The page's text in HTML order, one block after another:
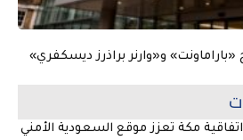
«باراماونت» و«وارنر براذرز ديسكفري»
اتفاقية مكة تعزز موقع السعودية الأمني